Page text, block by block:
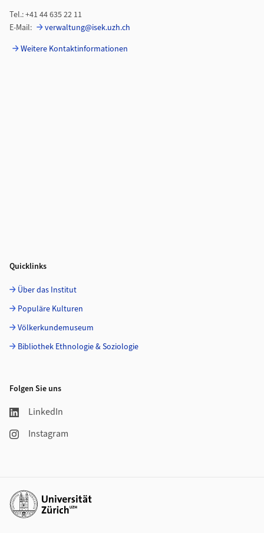
Tel.: +41 44 635 22 11
E-Mail:
verwaltung@isek.uzh.ch
Weitere Kontaktinformationen
Quicklinks
Über das Institut
Populäre Kulturen
Völkerkundemuseum
Bibliothek Ethnologie & Soziologie
Folgen Sie uns
LinkedIn
Instagram
Weiterführende Links